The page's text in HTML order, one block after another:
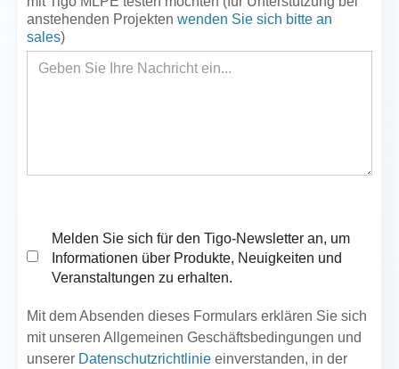
anstehenden Projekten wenden Sie sich bitte an
sales)
Melden Sie sich für den Tigo-Newsletter an, um
Informationen über Produkte, Neuigkeiten und
Veranstaltungen zu erhalten.
Mit dem Absenden dieses Formulars erklären Sie sich
mit unseren Allgemeinen Geschäftsbedingungen und
unserer Datenschutzrichtlinie einverstanden, in der